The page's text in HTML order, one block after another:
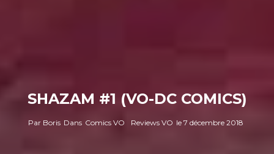
SHAZAM #1 (VO-DC COMICS)
Par Boris Dans Comics VO Reviews VO le 7 décembre 2018